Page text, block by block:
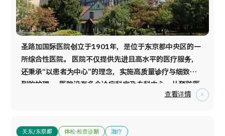
圣路加国际医院创立于1901年，是位于东京都中央区的一
所综合性医院。 医院不仅提供先进且高水平的医疗服务，
还秉承“以患者为中心”的理念，实施高质量诊疗与细致周
到的护理。 医院设有多个诊疗科室及专科中心，从预防医
疗到高度急性期医疗均可提供全面服务。 医院已获得 JCI
查看详情
关东/东京都 体检·检查诊断 治疗